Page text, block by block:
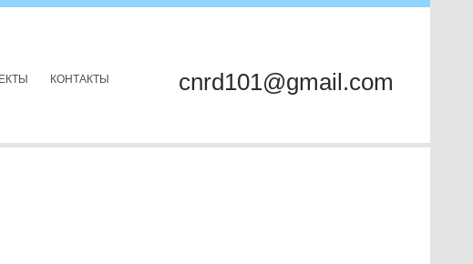
КОНТАКТЫ cnrd101@gmail.com